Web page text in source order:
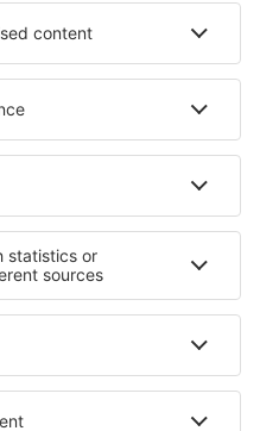
Ohakune
în Bawley Point
Padres National Forest
Cazare in Regiunea Sofia
in Corcovado National Park